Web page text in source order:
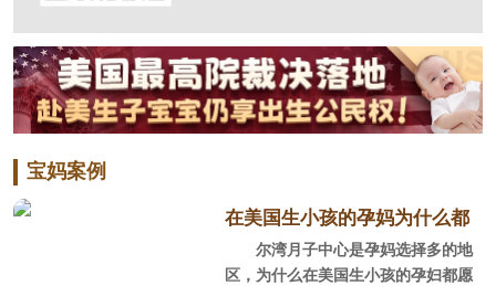
宝妈案例
在美国生小孩的孕妈为什么都
选尔湾？
尔湾月子中心是孕妈选择多的地
区，为什么在美国生小孩的孕妇都愿